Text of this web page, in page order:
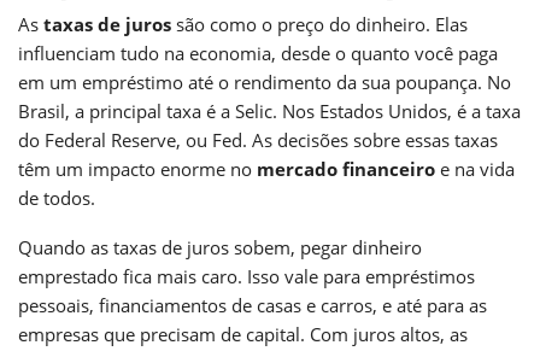
As taxas de juros são como o preço do dinheiro. Elas
influenciam tudo na economia, desde o quanto você paga
em um empréstimo até o rendimento da sua poupança. No
Brasil, a principal taxa é a Selic. Nos Estados Unidos, é a taxa
do Federal Reserve, ou Fed. As decisões sobre essas taxas
têm um impacto enorme no mercado financeiro e na vida
de todos.
Quando as taxas de juros sobem, pegar dinheiro
emprestado fica mais caro. Isso vale para empréstimos
pessoais, financiamentos de casas e carros, e até para as
empresas que precisam de capital. Com juros altos, as